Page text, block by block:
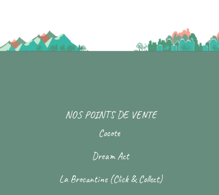
NOS POINTS DE VENTE
Cocote
Dream Act
La Brocantine (Click & Collect)